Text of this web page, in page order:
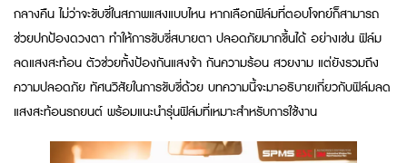
กลางคืน ไม่ว่าจะขับขี่ในสภาพแสงแบบไหน หากเลือกฟิล์มที่ตอบโจทย์ก็สามารถ
ช่วยปกป้องดวงตา ทำให้การขับขี่สบายตา ปลอดภัยมากขึ้นได้ อย่างเช่น ฟิล์ม
ลดแสงสะท้อน ตัวช่วยทั้งป้องกันแสงจ้า กันความร้อน สวยงาม แต่ยังรวมถึง
ความปลอดภัย ทัศนวิสัยในการขับขี่ด้วย บทความนี้จะมาอธิบายเกี่ยวกับฟิล์มลด
แสงสะท้อนรถยนต์ พร้อมแนะนำรุ่นฟิล์มที่เหมาะสำหรับการใช้งาน